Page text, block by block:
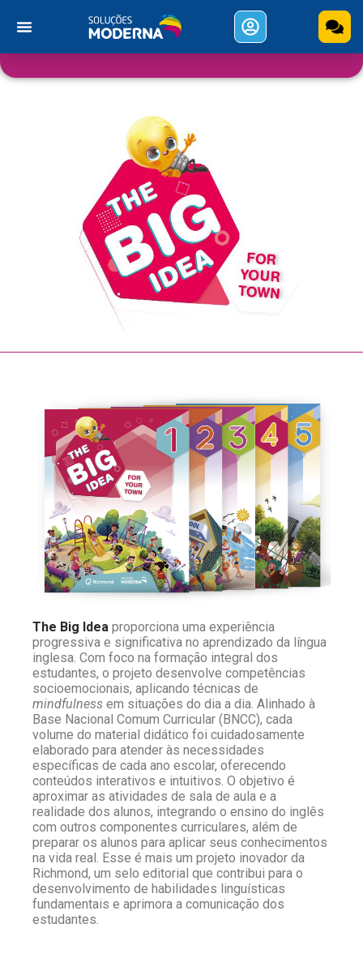
The Big Idea proporciona uma experiência
progressiva e significativa no aprendizado da língua
inglesa. Com foco na formação integral dos
estudantes, o projeto desenvolve competências
socioemocionais, aplicando técnicas de
mindfulness em situações do dia a dia. Alinhado à
Base Nacional Comum Curricular (BNCC), cada
volume do material didático foi cuidadosamente
elaborado para atender às necessidades
específicas de cada ano escolar, oferecendo
conteúdos interativos e intuitivos. O objetivo é
aproximar as atividades de sala de aula e a
realidade dos alunos, integrando o ensino do inglês
com outros componentes curriculares, além de
preparar os alunos para aplicar seus conhecimentos
na vida real. Esse é mais um projeto inovador da
Richmond, um selo editorial que contribui para o
desenvolvimento de habilidades linguísticas
fundamentais e aprimora a comunicação dos
estudantes.